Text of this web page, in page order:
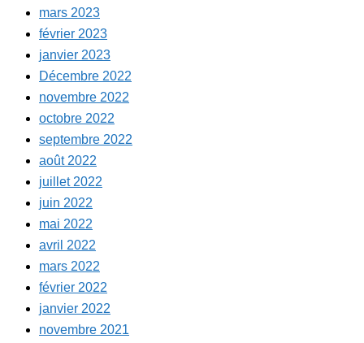
mars 2023
février 2023
janvier 2023
Décembre 2022
novembre 2022
octobre 2022
septembre 2022
août 2022
juillet 2022
juin 2022
mai 2022
avril 2022
mars 2022
février 2022
janvier 2022
novembre 2021